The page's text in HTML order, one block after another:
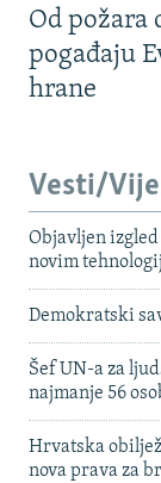
Od požara
pogađaju
hrane
Vesti/
Objavljen
novim
Demokratski
Šef UN-a za
najmanje 56
Hrvatska
nova prava za